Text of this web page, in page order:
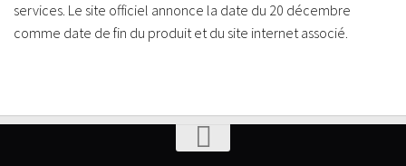
services. Le site officiel annonce la date du 20 décembre
comme date de fin du produit et du site internet associé.